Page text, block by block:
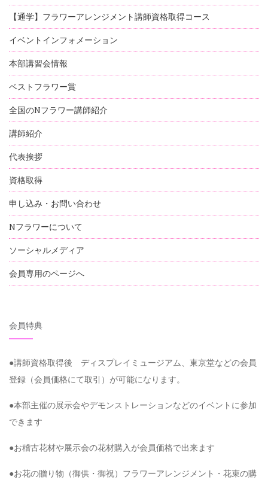
【通学】フラワーアレンジメント講師資格取得コース
イベントインフォメーション
本部講習会情報
ベストフラワー賞
全国のNフラワー講師紹介
講師紹介
代表挨拶
資格取得
申し込み・お問い合わせ
Nフラワーについて
ソーシャルメディア
会員専用のページへ
会員特典
●講師資格取得後 ディスプレイミュージアム、東京堂などの会員
登録（会員価格にて取引）が可能になります。
●本部主催の展示会やデモンストレーションなどのイベントに参加
できます
●お稽古花材や展示会の花材購入が会員価格で出来ます
●お花の贈り物（御供・御祝）フラワーアレンジメント・花束の購